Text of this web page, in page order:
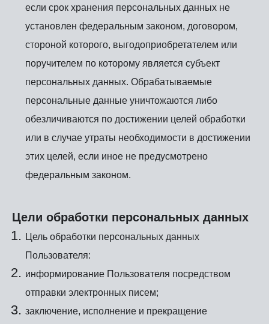
если срок хранения персональных данных не
установлен федеральным законом, договором,
стороной которого, выгодоприобретателем или
поручителем по которому является субъект
персональных данных. Обрабатываемые
персональные данные уничтожаются либо
обезличиваются по достижении целей обработки
или в случае утраты необходимости в достижении
этих целей, если иное не предусмотрено
федеральным законом.
Цели обработки персональных данных
Цель обработки персональных данных
Пользователя:
информирование Пользователя посредством
отправки электронных писем;
заключение, исполнение и прекращение